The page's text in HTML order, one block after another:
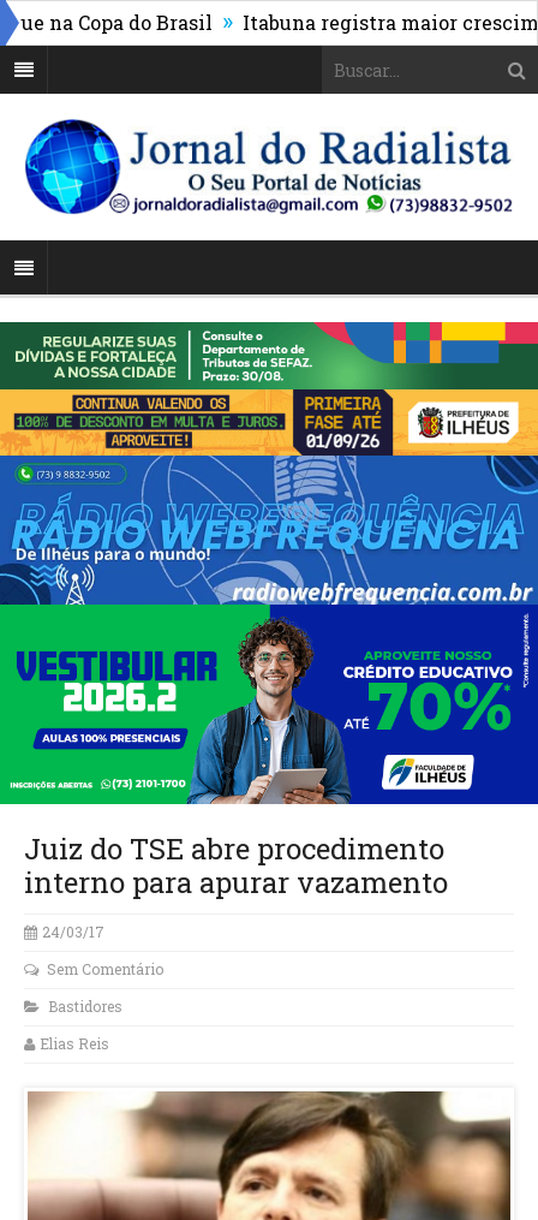
Copa do Brasil » Itabuna registra maior crescimento
Juiz do TSE abre procedimento
interno para apurar vazamento
24/03/17
Sem Comentário
Bastidores
Elias Reis